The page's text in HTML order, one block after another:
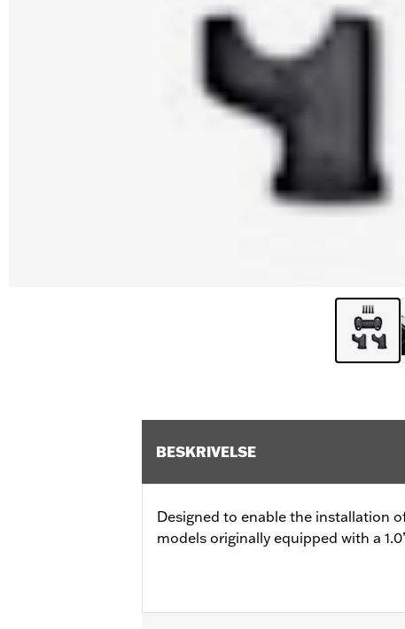
BESKRIVELSE
Designed to enable the installation
models originally equipped with a